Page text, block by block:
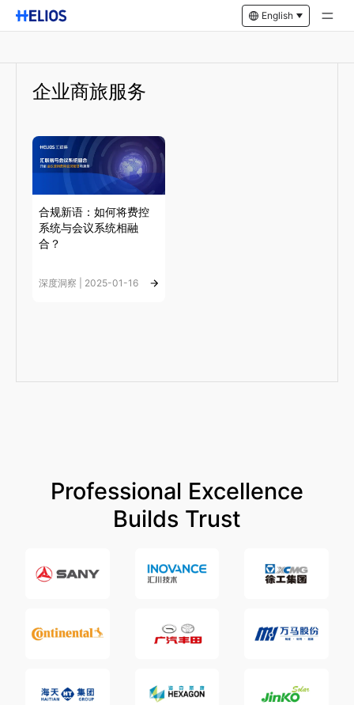
English
企业商旅服务
合规新语：如何将费控
系统与会议系统相融
合？
深度洞察 | 2025-01-16
Professional Excellence
Builds Trust